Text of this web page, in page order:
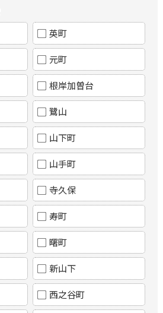
英町
元町
根岸加曽台
鷺山
山下町
山手町
寺久保
寿町
曙町
新山下
西之谷町